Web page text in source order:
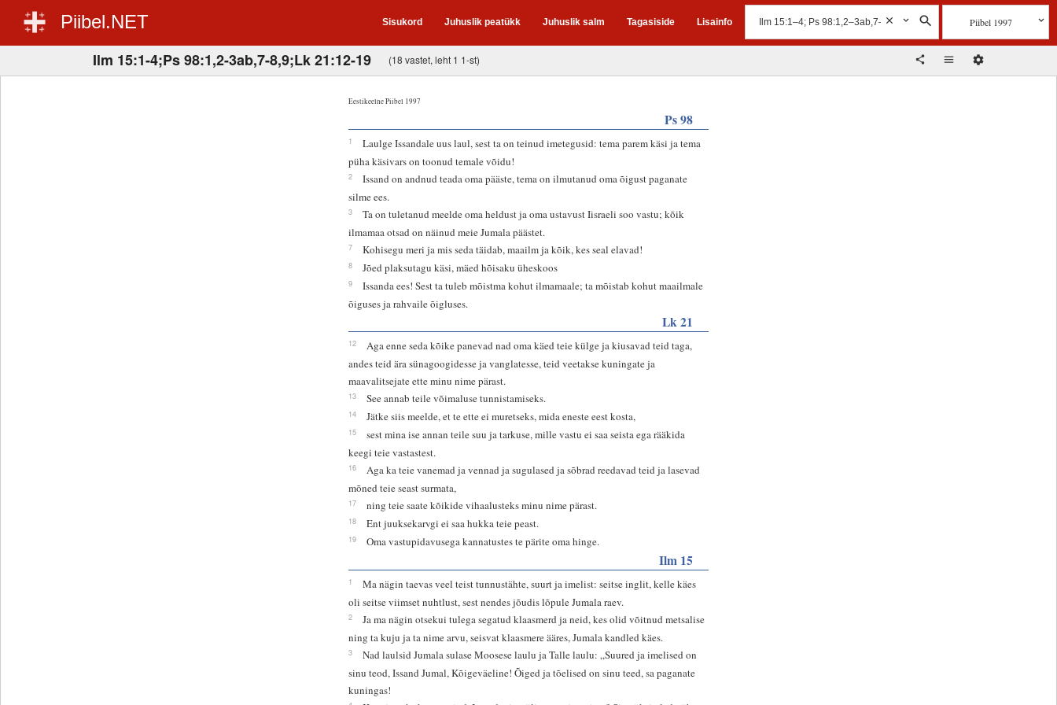
Piibel.NET Sisukord Juhuslik peatükk Juhuslik salm Tagasiside Lisainfo Piibel 1997
Ilm 15:1-4;Ps 98:1,2-3ab,7-8,9;Lk 21:12-19 (18 vastet, leht 1 1-st)
Eestikeelne Piibel 1997
Ps 98
1
Laulge Issandale uus laul, sest ta on teinud imetegusid: tema parem käsi ja tema
püha käsivars on toonud temale võidu!
2
Issand on andnud teada oma pääste, tema on ilmutanud oma õigust paganate
silme ees.
3
Ta on tuletanud meelde oma heldust ja oma ustavust Iisraeli soo vastu; kõik
ilmamaa otsad on näinud meie Jumala päästet.
7 Kohisegu meri ja mis seda täidab, maailm ja kõik, kes seal elavad!
8 Jõed plaksutagu käsi, mäed hõisaku üheskoos
9
Issanda ees! Sest ta tuleb mõistma kohut ilmamaale; ta mõistab kohut maailmale
õiguses ja rahvaile õigluses.
Lk 21
12
Aga enne seda kõike panevad nad oma käed teie külge ja kiusavad teid taga,
andes teid ära sünagoogidesse ja vanglatesse, teid veetakse kuningate ja
maavalitsejate ette minu nime pärast.
13 See annab teile võimaluse tunnistamiseks.
14 Jätke siis meelde, et te ette ei muretseks, mida eneste eest kosta,
15
sest mina ise annan teile suu ja tarkuse, mille vastu ei saa seista ega rääkida
keegi teie vastastest.
16
Aga ka teie vanemad ja vennad ja sugulased ja sõbrad reedavad teid ja lasevad
mõned teie seast surmata,
17 ning teie saate kõikide vihaalusteks minu nime pärast.
18 Ent juuksekarvgi ei saa hukka teie peast.
19 Oma vastupidavusega kannatustes te pärite oma hinge.
Ilm 15
1
Ma nägin taevas veel teist tunnustähte, suurt ja imelist: seitse inglit, kelle käes
oli seitse viimset nuhtlust, sest nendes jõudis lõpule Jumala raev.
2
Ja ma nägin otsekui tulega segatud klaasmerd ja neid, kes olid võitnud metsalise
ning ta kuju ja ta nime arvu, seisvat klaasmere ääres, Jumala kandled käes.
3
Nad laulsid Jumala sulase Moosese laulu ja Talle laulu: „Suured ja imelised on
sinu teod, Issand Jumal, Kõigeväeline! Õiged ja tõelised on sinu teed, sa paganate
kuningas!